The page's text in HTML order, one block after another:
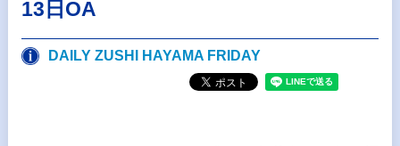
13日OA
DAILY ZUSHI HAYAMA FRIDAY